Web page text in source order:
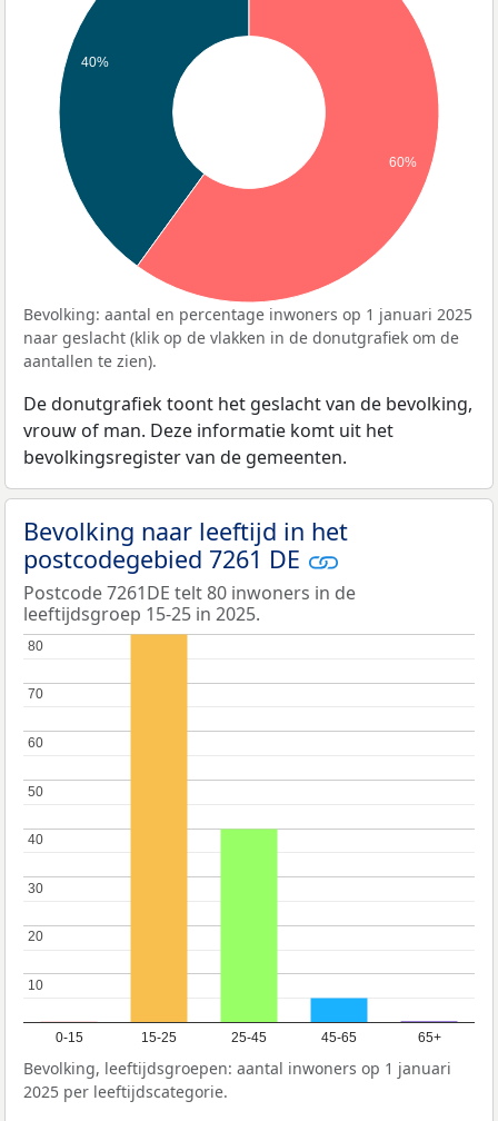
40%
60%
Bevolking: aantal en percentage inwoners op 1 januari 2025
naar geslacht (klik op de vlakken in de donutgrafiek om de
aantallen te zien).
De donutgrafiek toont het geslacht van de bevolking,
vrouw of man. Deze informatie komt uit het
bevolkingsregister van de gemeenten.
Bevolking naar leeftijd in het
postcodegebied 7261 DE
Postcode 7261DE telt 80 inwoners in de
leeftijdsgroep 15-25 in 2025.
0-15 15-25 25-45 45-65 65+
10
10
20
20
30
30
40
40
50
50
60
60
70
70
80
80
Bevolking, leeftijdsgroepen: aantal inwoners op 1 januari
2025 per leeftijdscategorie.